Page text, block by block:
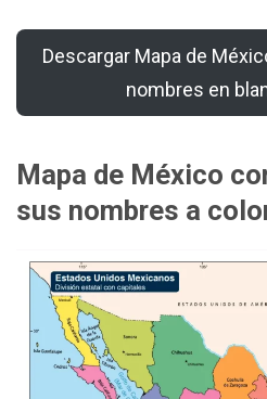
Descargar Mapa de
nombres en
Mapa de México
sus nombres a